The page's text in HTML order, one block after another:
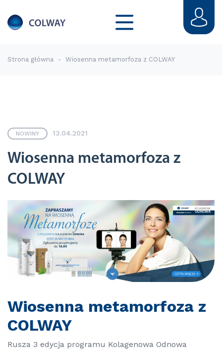
Strona główna - Wiosenna metamorfoza z COLWAY
NOWINY 13.04.2021
Wiosenna metamorfoza z
COLWAY
Wiosenna metamorfoza z
COLWAY
Rusza 3 edycja programu Kolagenowa Odnowa